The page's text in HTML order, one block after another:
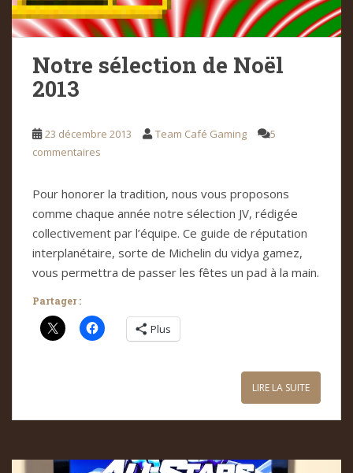
Notre sélection de Noël
2013
23 décembre 2013 Team Café Gaming
5
commentaires
Pour honorer la tradition, nous vous proposons
comme chaque année notre sélection JV, rédigée
collectivement par l’équipe. Ce guide de réputation
interplanétaire, sorte de Michelin du vidya gamez,
vous permettra de passer les fêtes un pad à la main.
Partager :
Plus
LIRE LA SUITE